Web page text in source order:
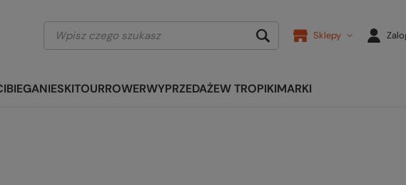
Sklepy
BIEGANIESKITOURROWERWYPRZEDAŻEW TROPIKIMARKI